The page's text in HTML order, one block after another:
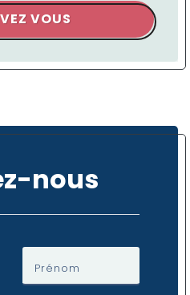
VOUS
nous
Prénom